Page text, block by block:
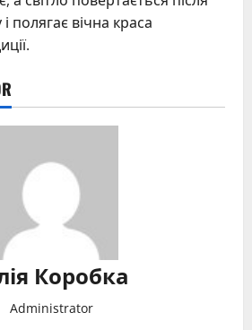
полягає вічна краса
Коробка
Administrator